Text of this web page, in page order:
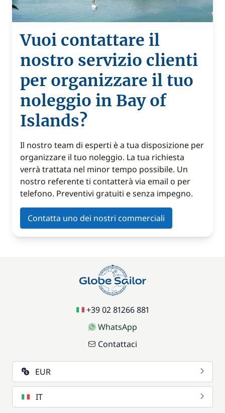
Vuoi contattare il
nostro servizio clienti
per organizzare il tuo
noleggio in Bay of
Islands?
Il nostro team di esperti è a tua disposizione per
organizzare il tuo noleggio. La tua richiesta
verrà trattata nel minor tempo possibile. Un
nostro referente ti contatterà via email o per
telefono. Preventivi gratuiti e senza impegno.
Contatta uno dei nostri commerciali
+39 02 81266 881
WhatsApp
Contattaci
EUR
IT